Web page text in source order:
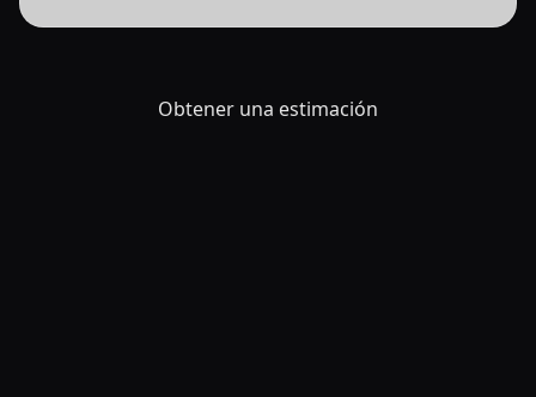
Obtener una estimación